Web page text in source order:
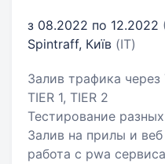
з 08.2022 по 12.2022
Spintraff, Київ (IT)
Залив трафика через
TIER 1, TIER 2
Тестирование
Залив на прилы и веб
работа с pwa